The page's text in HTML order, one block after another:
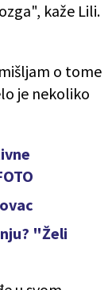
kaže Lili.
o tome
je nekoliko
"Želi